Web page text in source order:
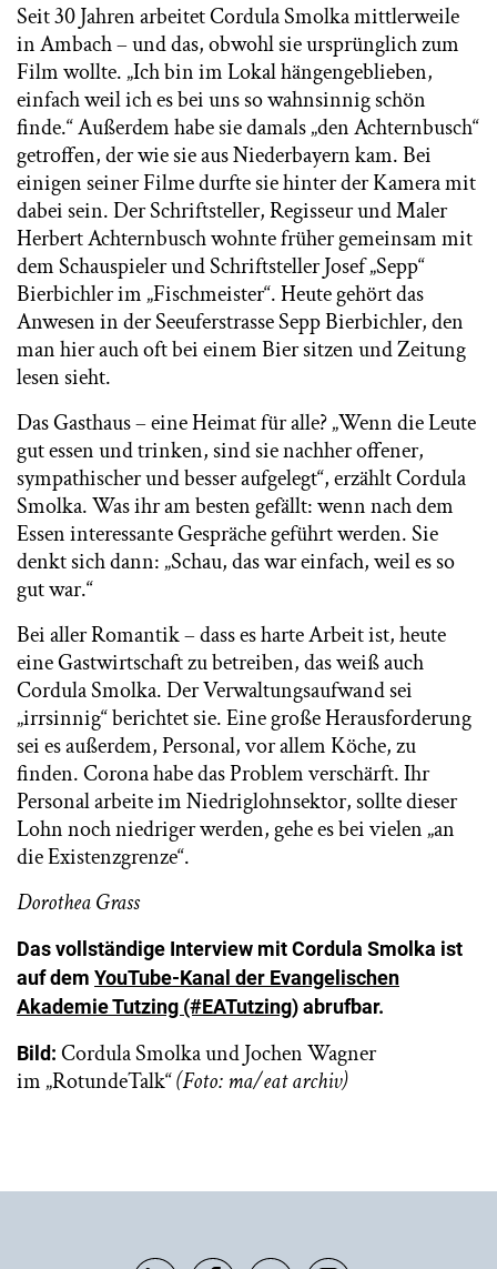
Seit 30 Jahren arbeitet Cordula Smolka mittlerweile
in Ambach – und das, obwohl sie ursprünglich zum
Film wollte. „Ich bin im Lokal hängengeblieben,
einfach weil ich es bei uns so wahnsinnig schön
finde.“ Außerdem habe sie damals „den Achternbusch“
getroffen, der wie sie aus Niederbayern kam. Bei
einigen seiner Filme durfte sie hinter der Kamera mit
dabei sein. Der Schriftsteller, Regisseur und Maler
Herbert Achternbusch wohnte früher gemeinsam mit
dem Schauspieler und Schriftsteller Josef „Sepp“
Bierbichler im „Fischmeister“. Heute gehört das
Anwesen in der Seeuferstrasse Sepp Bierbichler, den
man hier auch oft bei einem Bier sitzen und Zeitung
lesen sieht.
Das Gasthaus – eine Heimat für alle? „Wenn die Leute
gut essen und trinken, sind sie nachher offener,
sympathischer und besser aufgelegt“, erzählt Cordula
Smolka. Was ihr am besten gefällt: wenn nach dem
Essen interessante Gespräche geführt werden. Sie
denkt sich dann: „Schau, das war einfach, weil es so
gut war.“
Bei aller Romantik – dass es harte Arbeit ist, heute
eine Gastwirtschaft zu betreiben, das weiß auch
Cordula Smolka. Der Verwaltungsaufwand sei
„irrsinnig“ berichtet sie. Eine große Herausforderung
sei es außerdem, Personal, vor allem Köche, zu
finden. Corona habe das Problem verschärft. Ihr
Personal arbeite im Niedriglohnsektor, sollte dieser
Lohn noch niedriger werden, gehe es bei vielen „an
die Existenzgrenze“.
Dorothea Grass
Das vollständige Interview mit Cordula Smolka ist
auf dem YouTube-Kanal der Evangelischen
Akademie Tutzing (#EATutzing)abrufbar.
Bild: Cordula Smolka und Jochen Wagner
im „RotundeTalk“(Foto: ma/eat archiv)